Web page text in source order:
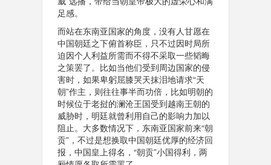
足感。
而站在东南亚国家的角度，没有人甘愿在
中国朝廷之下俯首称臣，只不过因时局所
迫因个人利益所需而不得不采取一些韬晦
之策罢了。比如当他们受到周边国家的侵
害时，如果卑躬屈膝哭天抹泪地请求“天
朝”作主，则往往事半而功倍，比如明朝的
时候位于老挝的澜沧王国受到越南王朝的
威胁时，明廷就曾利用自己的影响力加以
阻止。大多数情况下，东南亚国家前来“朝
贡”，不过是想换取中国朝廷优厚的经济回
报，中国皇上得名，“朝贡”小国得利，两